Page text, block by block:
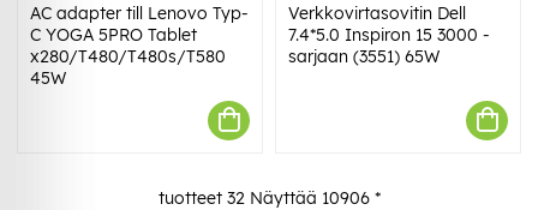
AC adapter till Lenovo Typ-
C YOGA 5PRO Tablet
x280/T480/T480s/T580
45W
Verkkovirtasovitin Dell
7.4*5.0 Inspiron 15 3000 -
sarjaan (3551) 65W
tuotteet 32Näyttää 10906*